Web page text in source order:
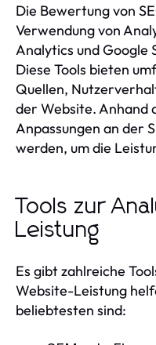
Die Bewertung von
Verwendung von
Analytics und Google
Diese Tools bieten
Quellen,
der Website. Anhand
Anpassungen an der
werden, um die
Tools zur
Leistung
Es gibt zahlreiche
Website-Leistung
beliebtesten sind: